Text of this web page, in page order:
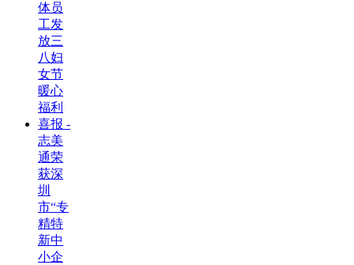
体员
工发
放三
八妇
女节
暖心
福利
喜报 -
志美
通荣
获深
圳
市“专
精特
新中
小企